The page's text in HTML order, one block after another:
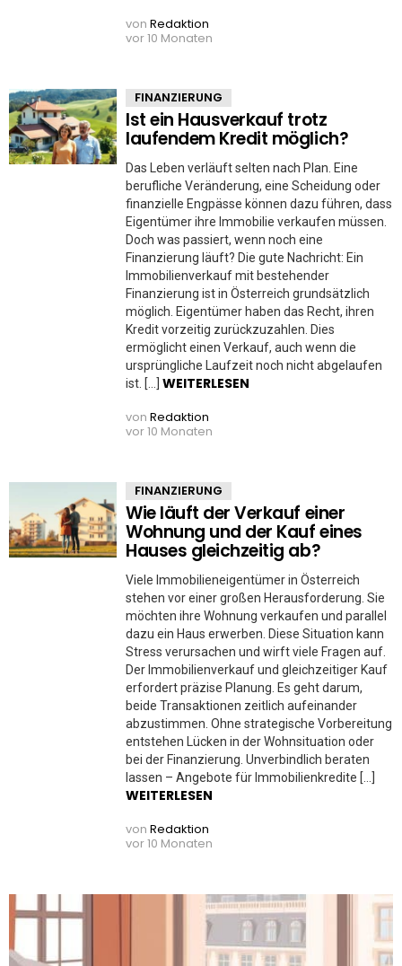
von Redaktion
vor 10 Monaten
FINANZIERUNG
Ist ein Hausverkauf trotz
laufendem Kredit möglich?
Das Leben verläuft selten nach Plan. Eine
berufliche Veränderung, eine Scheidung oder
finanzielle Engpässe können dazu führen, dass
Eigentümer ihre Immobilie verkaufen müssen.
Doch was passiert, wenn noch eine
Finanzierung läuft? Die gute Nachricht: Ein
Immobilienverkauf mit bestehender
Finanzierung ist in Österreich grundsätzlich
möglich. Eigentümer haben das Recht, ihren
Kredit vorzeitig zurückzuzahlen. Dies
ermöglicht einen Verkauf, auch wenn die
ursprüngliche Laufzeit noch nicht abgelaufen
ist. […] WEITERLESEN
von Redaktion
vor 10 Monaten
FINANZIERUNG
Wie läuft der Verkauf einer
Wohnung und der Kauf eines
Hauses gleichzeitig ab?
Viele Immobilieneigentümer in Österreich
stehen vor einer großen Herausforderung. Sie
möchten ihre Wohnung verkaufen und parallel
dazu ein Haus erwerben. Diese Situation kann
Stress verursachen und wirft viele Fragen auf.
Der Immobilienverkauf und gleichzeitiger Kauf
erfordert präzise Planung. Es geht darum,
beide Transaktionen zeitlich aufeinander
abzustimmen. Ohne strategische Vorbereitung
entstehen Lücken in der Wohnsituation oder
bei der Finanzierung. Unverbindlich beraten
lassen – Angebote für Immobilienkredite […]
WEITERLESEN
von Redaktion
vor 10 Monaten